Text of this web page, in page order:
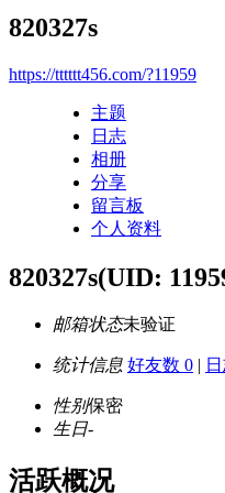
820327s
https://tttttt456.com/?11959
主题
日志
相册
分享
留言板
个人资料
820327s(UID:
邮箱状态未验证
统计信息 好友数 0 |
性别保密
生日-
活跃概况